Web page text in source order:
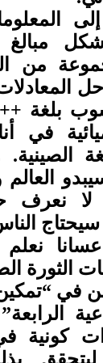
إلى
من
المعادلات
بلغة
في
الصينية.
لا
الثورة
في
كونية
ليتحقق